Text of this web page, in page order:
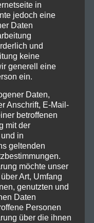
Purpendicular
begeistern ein
bis hin zu
ein Muss für
ein Beweis
weiterlebt.
paice/ian-paice-
?
in
jedoch eine
Daten
und
keine
generell eine
ein.
Daten,
Anschrift, E-Mail-
betroffenen
mit der
in
geltenden
möchte unser
Art, Umfang
genutzten und
Daten
Personen
über die ihnen